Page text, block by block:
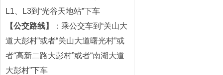
L1、L3到“光谷天地站”下车
【公交路线】
：乘公交车到“关山大
道大彭村”或者“关山大道曙光村”或
者“高新二路大彭村”或者“南湖大道
大彭村”下车